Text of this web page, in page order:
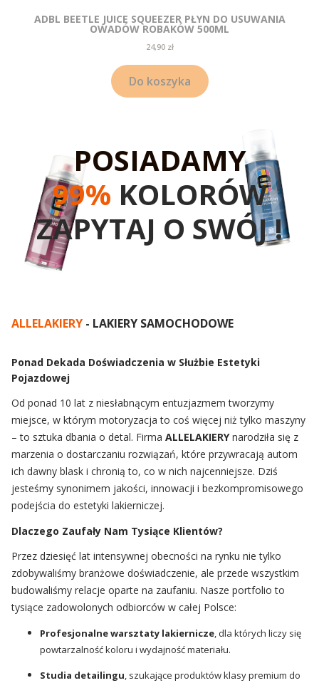
ADBL BEETLE JUICE SQUEEZER PŁYN DO USUWANIA
OWADÓW ROBAKÓW 500ML
Cena
24,90 zł
Do koszyka
POSIADAMY
99% KOLORÓW
ZAPYTAJ O SWÓJ !
ALLELAKIERY - LAKIERY SAMOCHODOWE
Ponad Dekada Doświadczenia w Służbie Estetyki
Pojazdowej
Od ponad 10 lat z niesłabnącym entuzjazmem tworzymy
miejsce, w którym motoryzacja to coś więcej niż tylko maszyny
– to sztuka dbania o detal. Firma ALLELAKIERYnarodziła się z
marzenia o dostarczaniu rozwiązań, które przywracają autom
ich dawny blask i chronią to, co w nich najcenniejsze. Dziś
jesteśmy synonimem jakości, innowacji i bezkompromisowego
podejścia do estetyki lakierniczej.
Dlaczego Zaufały Nam Tysiące Klientów?
Przez dziesięć lat intensywnej obecności na rynku nie tylko
zdobywaliśmy branżowe doświadczenie, ale przede wszystkim
budowaliśmy relacje oparte na zaufaniu. Nasze portfolio to
tysiące zadowolonych odbiorców w całej Polsce:
Profesjonalne warsztaty lakiernicze, dla których liczy się
powtarzalność koloru i wydajność materiału.
Studia detailingu, szukające produktów klasy premium do